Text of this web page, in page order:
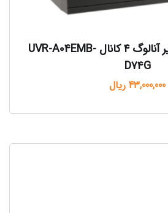
دستگاه ضبط تصویر آنالوگ ۴ کانال UVR-A04EMB-
D74G
43,000,000 ریال